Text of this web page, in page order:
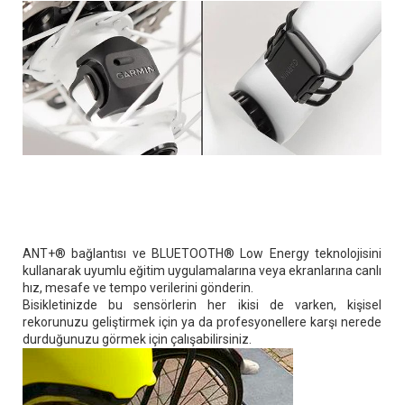
ANT+® bağlantısı ve BLUETOOTH® Low Energy teknolojisini
kullanarak uyumlu eğitim uygulamalarına veya ekranlarına canlı
hız, mesafe ve tempo verilerini gönderin.
Bisikletinizde bu sensörlerin her ikisi de varken, kişisel
rekorunuzu geliştirmek için ya da profesyonellere karşı nerede
durduğunuzu görmek için çalışabilirsiniz.